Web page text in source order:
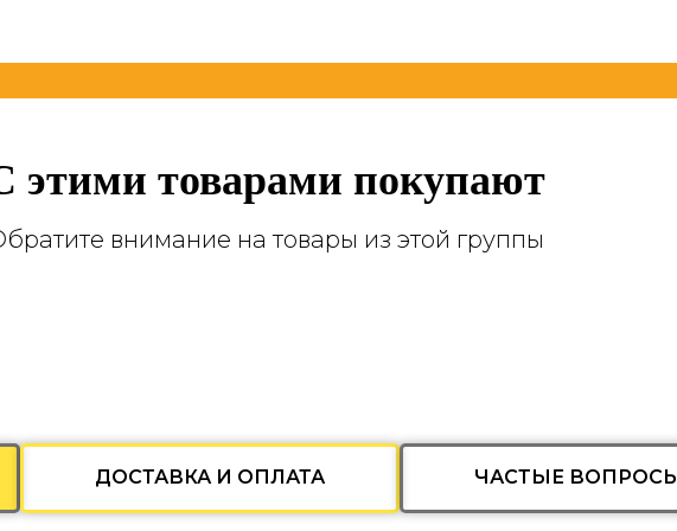
этими товарами покупают
внимание на товары из этой группы
ДОСТАВКА И ОПЛАТА ЧАСТЫЕ ВОПРОСЫ